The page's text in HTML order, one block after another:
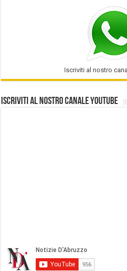
Iscriviti al nostro
Iscriviti al nostro Canale Youtube